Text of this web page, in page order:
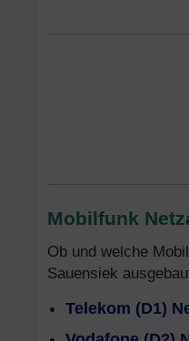
Mobilfunk
Ob und welche
Sauensiek
Telekom (D1)